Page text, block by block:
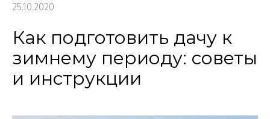
25.10.2020
Как подготовить дачу к
зимнему периоду: советы
и инструкции